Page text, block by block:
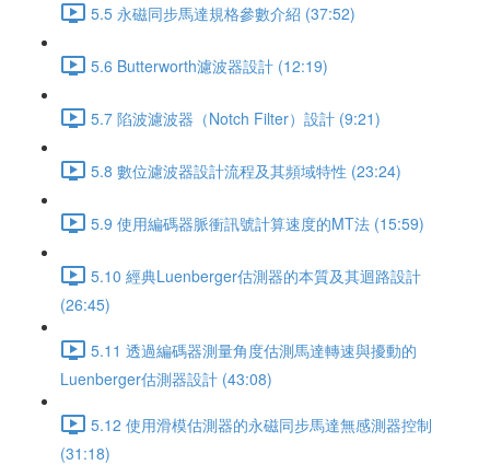
5.5 永磁同步馬達規格參數介紹 (37:52)
5.6 Butterworth濾波器設計 (12:19)
5.7 陷波濾波器（Notch Filter）設計 (9:21)
5.8 數位濾波器設計流程及其頻域特性 (23:24)
5.9 使用編碼器脈衝訊號計算速度的MT法 (15:59)
5.10 經典Luenberger估測器的本質及其迴路設計
(26:45)
5.11 透過編碼器測量角度估測馬達轉速與擾動的
Luenberger估測器設計 (43:08)
5.12 使用滑模估測器的永磁同步馬達無感測器控制
(31:18)